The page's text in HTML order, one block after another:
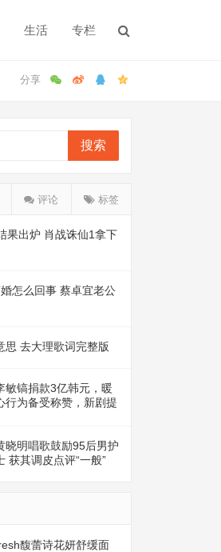
生活 专栏
搜索
评论 标签
果出炉 肖战诛仙1拿下
怎么回事 蔡卓宜老公
思 去大理歌词完整版
敏镐捐款3亿韩元，暖
行为备受称赞，新剧提
晓明唱歌鼓励95后男护
获其调皮点评“一般”
馥蕾诗花妍舒缓面